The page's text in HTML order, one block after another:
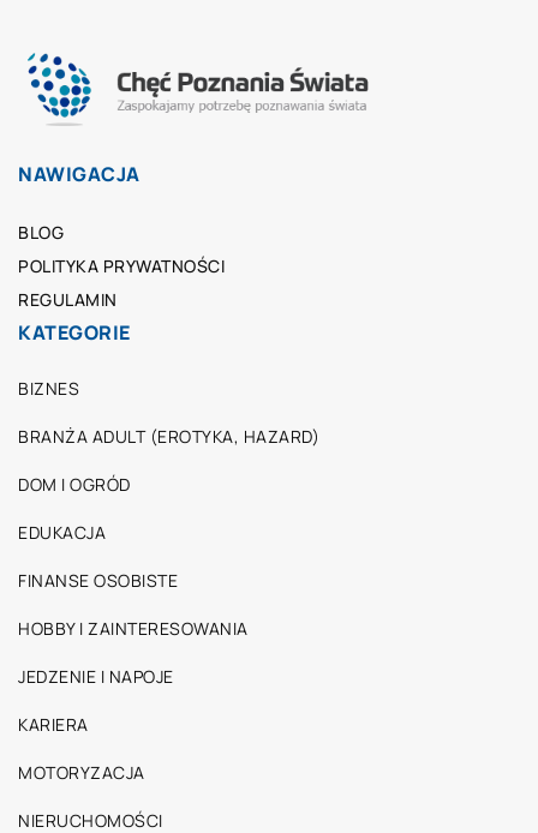
NAWIGACJA
BLOG
POLITYKA PRYWATNOŚCI
REGULAMIN
KATEGORIE
BIZNES
BRANŻA ADULT (EROTYKA, HAZARD)
DOM I OGRÓD
EDUKACJA
FINANSE OSOBISTE
HOBBY I ZAINTERESOWANIA
JEDZENIE I NAPOJE
KARIERA
MOTORYZACJA
NIERUCHOMOŚCI